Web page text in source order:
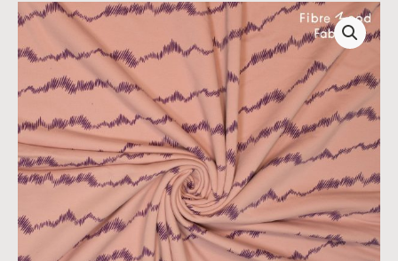
Fibre
Mood
–
Ruby
-
Roze
Kriskras
aantal